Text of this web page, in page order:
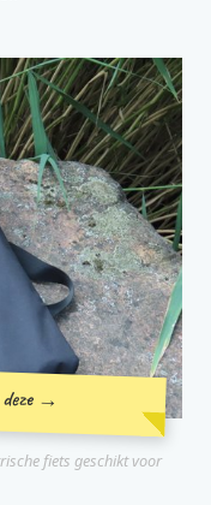
deze →
fiets geschikt voor